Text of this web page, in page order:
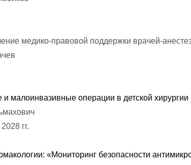
медико-правовой поддержки врачей-
малоинвазивные операции в детской хирургии
гг.
«Мониторинг безопасности